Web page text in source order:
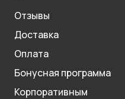
Отзывы
Доставка
Оплата
Бонусная программа
Корпоративным